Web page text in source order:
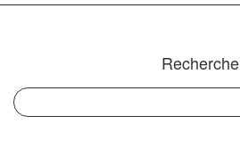
Recherche